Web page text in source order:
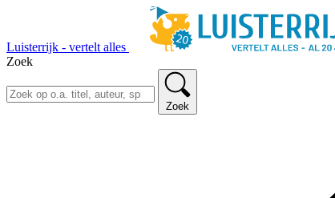
Luisterrijk - vertelt alles
Zoek
Zoek